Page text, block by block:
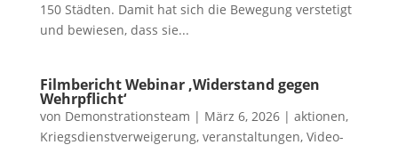
150 Städten. Damit hat sich die Bewegung verstetigt
und bewiesen, dass sie...
Filmbericht Webinar ‚Widerstand gegen
Wehrpflicht‘
von Demonstrationsteam | März 6, 2026| aktionen,
Kriegsdienstverweigerung, veranstaltungen, Video-